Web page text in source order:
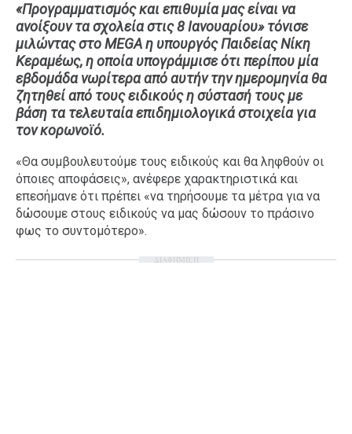
LIFE
Food
Body+Mind
Ταξίδια
Σπίτι
Family
Σχέσεις
AGENDA
«Προγραμματισμός και επιθυμία μας είναι να
ανοίξουν τα σχολεία στις 8 Ιανουαρίου» τόνισε
μιλώντας στο MEGA η υπουργός Παιδείας Νίκη
Κεραμέως, η οποία υπογράμμισε ότι περίπου μία
εβδομάδα νωρίτερα από αυτήν την ημερομηνία θα
ζητηθεί από τους ειδικούς η σύστασή τους με
βάση τα τελευταία επιδημιολογικά στοιχεία για
τον κορωνοϊό.
«Θα συμβουλευτούμε τους ειδικούς και θα ληφθούν οι
όποιες αποφάσεις», ανέφερε χαρακτηριστικά και
επεσήμανε ότι πρέπει «να τηρήσουμε τα μέτρα για να
δώσουμε στους ειδικούς να μας δώσουν το πράσινο
φως το συντομότερο».
ΔΙΑΦΗΜΙΣΗ